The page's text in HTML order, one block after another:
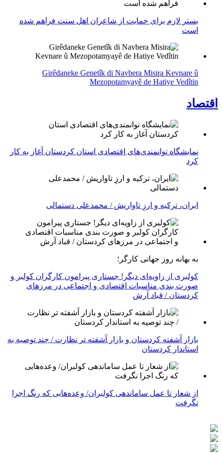
بستر لازم برای حمایت از شاعران اهل سنت فراهم شده
است
Girêdaneke Genetîk di Navbera Misira Kevnare û
Mezopotamyayê de Hatiye Vedîtin
اقتصاد
نمایشگاه توانمندی‌های اقتصادی استان کردستان آغاز به کار
کرد
ایران، ترکیه و ارزِ تاواریش / محمدعلی دستمالی
به بهانه روز جهانی کارگر؛
کولبری از زاویه‌ای دیگر! جستاری پیرامون کارگران کولبر و
صورت بندی مناسبات اقتصادی و اجتماعی در مرزهای
کردستان / قباد آرش
بازار آشفته کردستان و بازار آشفته­ تر نظارت / چند توصیه به
استاندار کردستان
از شعار تا عمل ساماندهی کولبران/ وعده‌هایی که رنگ اجرا
نگرفت